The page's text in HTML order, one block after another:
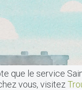
que le service
vous, visitez